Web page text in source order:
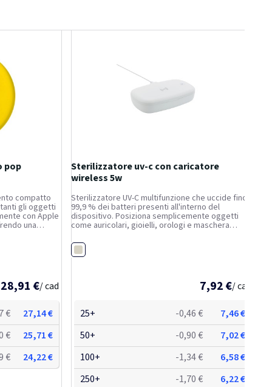
pop
compatto
gli oggetti
con Apple
una
28,91 €/ cad
€
27,14 €
€
25,71 €
€
24,22 €
Sterilizzatore uv-c con caricatore
wireless 5w
Sterilizzatore UV-C multifunzione che uccide fino a
99,9 % dei batteri presenti all'interno del
dispositivo. Posiziona semplicemente oggetti
come auricolari, gioielli, orologi e maschera
utilizzando la tecnologia UV-C. Puoi scegliere di...
Bianco
7,92 €/ cad
25+ -0,46 €
7,46 €
50+
-0,90 €
7,02 €
100+
-1,34 €
6,58 €
250+
-1,70 €
6,22 €